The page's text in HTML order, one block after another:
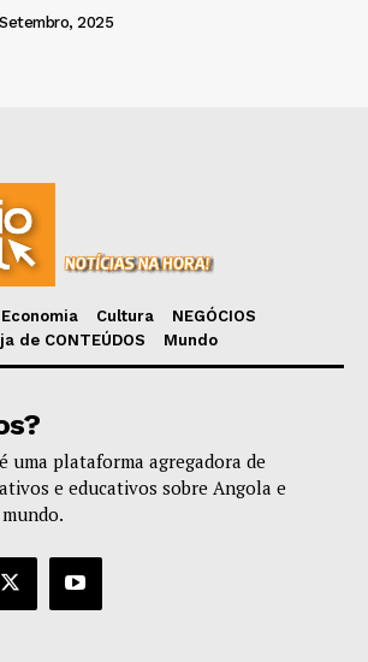
2025
Economia Cultura
NEGÓCIOS
de CONTEÚDOS
Mundo
uma plataforma agregadora de
e educativos sobre Angola e